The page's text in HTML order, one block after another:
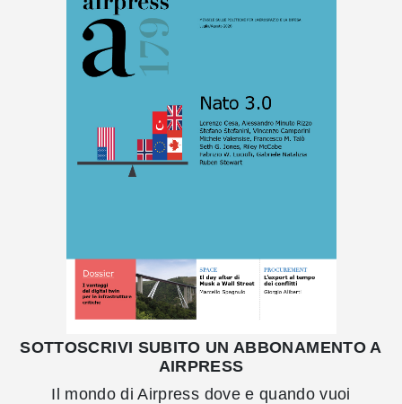
SOTTOSCRIVI SUBITO UN ABBONAMENTO A
AIRPRESS
Il mondo di Airpress dove e quando vuoi